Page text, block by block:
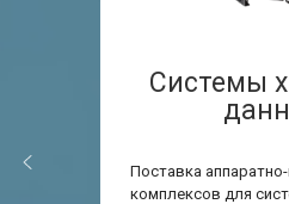
Системы
Поставка
комплексов для